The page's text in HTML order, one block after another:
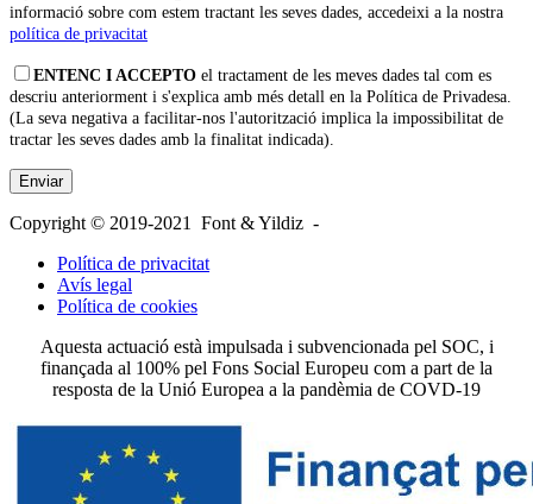
informació sobre com estem tractant les seves dades, accedeixi a la nostra
política de privacitat
ENTENC I ACCEPTO el tractament de les meves dades tal com es
descriu anteriorment i s'explica amb més detall en la Política de Privadesa.
(La seva negativa a facilitar-nos l'autorització implica la impossibilitat de
tractar les seves dades amb la finalitat indicada).
Copyright © 2019-2021 Font & Yildiz -
Política de privacitat
Avís legal
Política de cookies
Aquesta actuació està impulsada i subvencionada pel SOC, i
finançada al 100% pel Fons Social Europeu com a part de la
resposta de la Unió Europea a la pandèmia de COVD-19